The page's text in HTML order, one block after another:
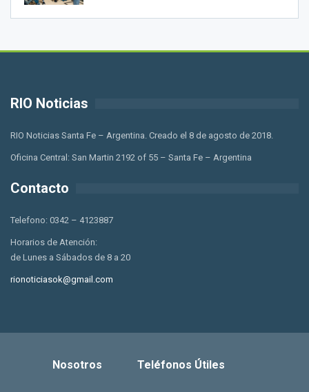
RIO Noticias
RIO Noticias Santa Fe – Argentina. Creado el 8 de agosto de 2018.
Oficina Central: San Martin 2192 of 55 – Santa Fe – Argentina
Contacto
Telefono: 0342 – 4123887
Horarios de Atención:
de Lunes a Sábados de 8 a 20
rionoticiasok@gmail.com
Nosotros Teléfonos Útiles